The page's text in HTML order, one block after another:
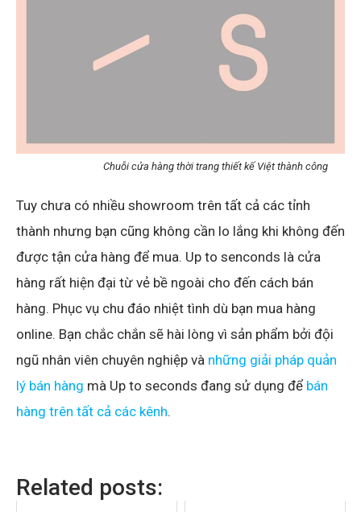
Chuỗi cửa hàng thời trang thiết kế Việt thành công
Tuy chưa có nhiều showroom trên tất cả các tỉnh
thành nhưng bạn cũng không cần lo lắng khi không đến
được tận cửa hàng để mua. Up to senconds là cửa
hàng rất hiện đại từ vẻ bề ngoài cho đến cách bán
hàng. Phục vụ chu đáo nhiệt tình dù bạn mua hàng
online. Bạn chắc chắn sẽ hài lòng vì sản phẩm bởi đội
ngũ nhân viên chuyên nghiệp và những giải pháp quản
lý bán hàng mà Up to seconds đang sử dụng để bán
hàng trên tất cả các kênh.
Related posts: